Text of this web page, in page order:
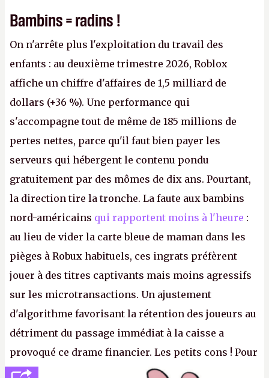
Bambins = radins !
On n'arrête plus l'exploitation du travail des
enfants : au deuxième trimestre 2026, Roblox
affiche un chiffre d'affaires de 1,5 milliard de
dollars (+36 %). Une performance qui
s'accompagne tout de même de 185 millions de
pertes nettes, parce qu'il faut bien payer les
serveurs qui hébergent le contenu pondu
gratuitement par des mômes de dix ans. Pourtant,
la direction tire la tronche. La faute aux bambins
nord-américains qui rapportent moins à l'heure :
au lieu de vider la carte bleue de maman dans les
pièges à Robux habituels, ces ingrats préfèrent
jouer à des titres captivants mais moins agressifs
sur les microtransactions. Un ajustement
d'algorithme favorisant la rétention des joueurs au
détriment du passage immédiat à la caisse a
provoqué ce drame financier. Les petits cons ! Pour
se consoler, le PDG David Baszucki peut compter